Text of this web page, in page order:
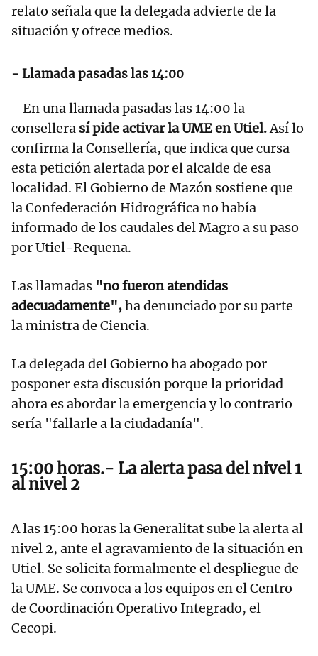
relato señala que la delegada advierte de la
situación y ofrece medios.
- Llamada pasadas las 14:00
En una llamada pasadas las 14:00 la
consellera sí pide activar la UME en Utiel.Así lo
confirma la Consellería, que indica que cursa
esta petición alertada por el alcalde de esa
localidad. El Gobierno de Mazón sostiene que
la Confederación Hidrográfica no había
informado de los caudales del Magro a su paso
por Utiel-Requena.
Las llamadas "no fueron atendidas
adecuadamente",ha denunciado por su parte
la ministra de Ciencia.
La delegada del Gobierno ha abogado por
posponer esta discusión porque la prioridad
ahora es abordar la emergencia y lo contrario
sería "fallarle a la ciudadanía".
15:00 horas.- La alerta pasa del nivel 1
al nivel 2
A las 15:00 horas la Generalitat sube la alerta al
nivel 2, ante el agravamiento de la situación en
Utiel. Se solicita formalmente el despliegue de
la UME. Se convoca a los equipos en el Centro
de Coordinación Operativo Integrado, el
Cecopi.